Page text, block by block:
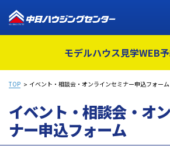
モデルハウス見学WEB
TOP イベント・相談会・オンラインセミナー申込フォーム
イベント・相談会・オ
ナー申込フォーム